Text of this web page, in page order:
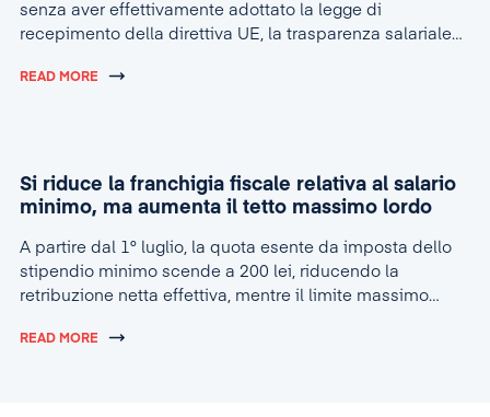
senza aver effettivamente adottato la legge di
recepimento della direttiva UE, la trasparenza salariale
delle risorse umane.
READ MORE
Si riduce la franchigia fiscale relativa al salario
minimo, ma aumenta il tetto massimo lordo
A partire dal 1° luglio, la quota esente da imposta dello
stipendio minimo scende a 200 lei, riducendo la
retribuzione netta effettiva, mentre il limite massimo
lei.
READ MORE